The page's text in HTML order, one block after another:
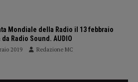
Mondiale della Radio il 13 febbraio
Radio Sound. AUDIO
2019 Redazione MC